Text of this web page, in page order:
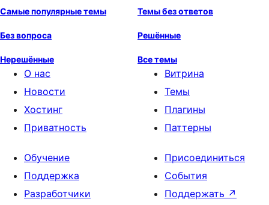
Самые популярные темы Темы без ответов
Без вопроса Решённые
Нерешённые Все темы
О нас
Новости
Хостинг
Приватность
Витрина
Темы
Плагины
Паттерны
Обучение
Поддержка
Разработчики
Присоединиться
События
Поддержать ↗